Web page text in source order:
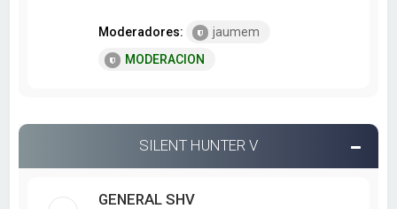
Moderadores:
jaumem
MODERACION
SILENT HUNTER V
GENERAL SHV